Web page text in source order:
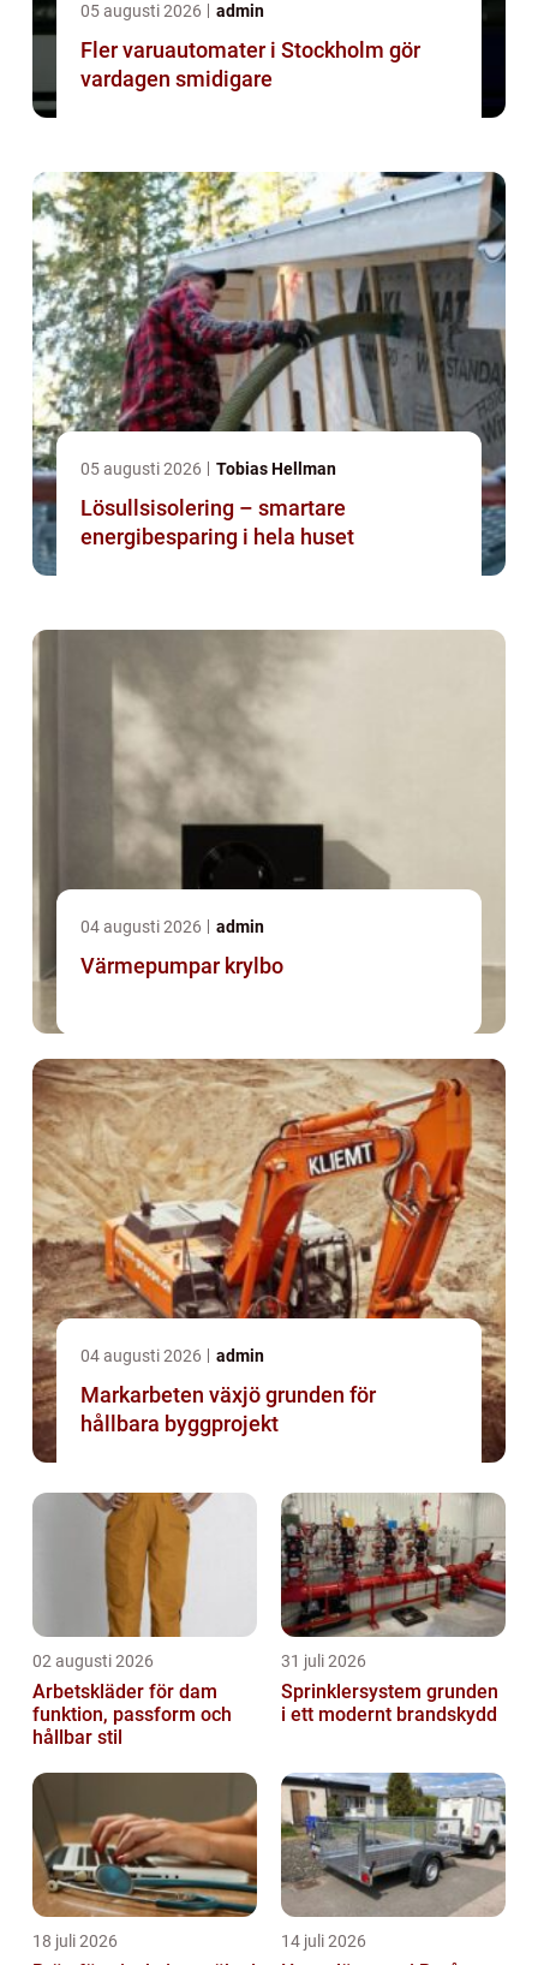
05 augusti 2026 admin
Fler varuautomater i Stockholm gör
vardagen smidigare
05 augusti 2026 Tobias Hellman
Lösullsisolering – smartare
energibesparing i hela huset
04 augusti 2026 admin
Värmepumpar krylbo
04 augusti 2026 admin
Markarbeten växjö grunden för
hållbara byggprojekt
02 augusti 2026
Arbetskläder för dam
funktion, passform och
hållbar stil
31 juli 2026
Sprinklersystem grunden
i ett modernt brandskydd
18 juli 2026 14 juli 2026